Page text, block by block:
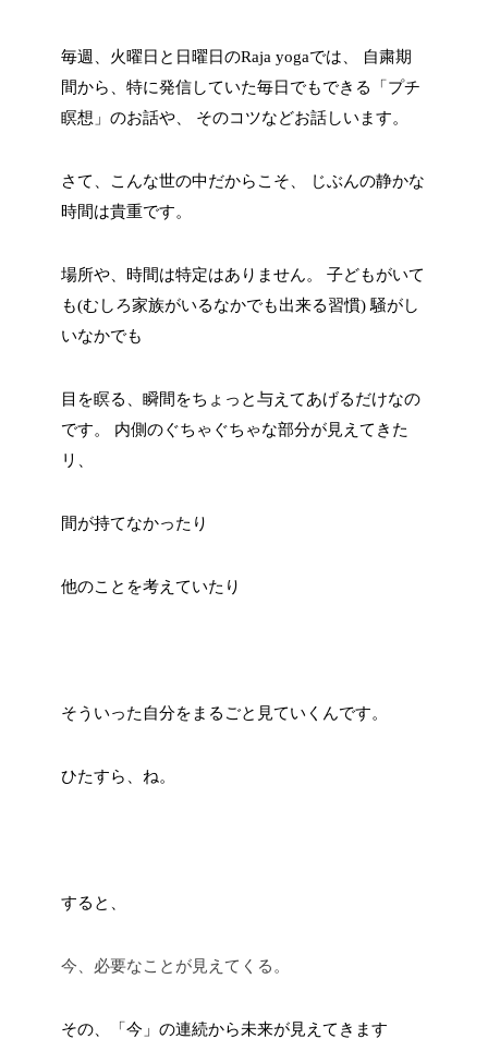
毎週、火曜日と日曜日のRaja yogaでは、
自粛期
間から、特に発信していた毎日でもできる「プチ
瞑想」のお話や、
そのコツなどお話しいます。
さて、こんな世の中だからこそ、
じぶんの静かな
時間は貴重です。
場所や、時間は特定はありません。
子どもがいて
も(むしろ家族がいるなかでも出来る習慣) 騒がし
いなかでも
目を瞑る、瞬間をちょっと与えてあげるだけなの
です。
内側のぐちゃぐちゃな部分が見えてきた
リ、
間が持てなかったり
他のことを考えていたり
そういった自分をまるごと見ていくんです。
ひたすら、ね。
すると、
今、必要なことが見えてくる。
その、「今」の連続から未来が見えてきます